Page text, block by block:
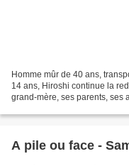
Homme mûr de 40 ans,
14 ans, Hiroshi continue la
grand-mère, ses parents, ses
A pile ou face -